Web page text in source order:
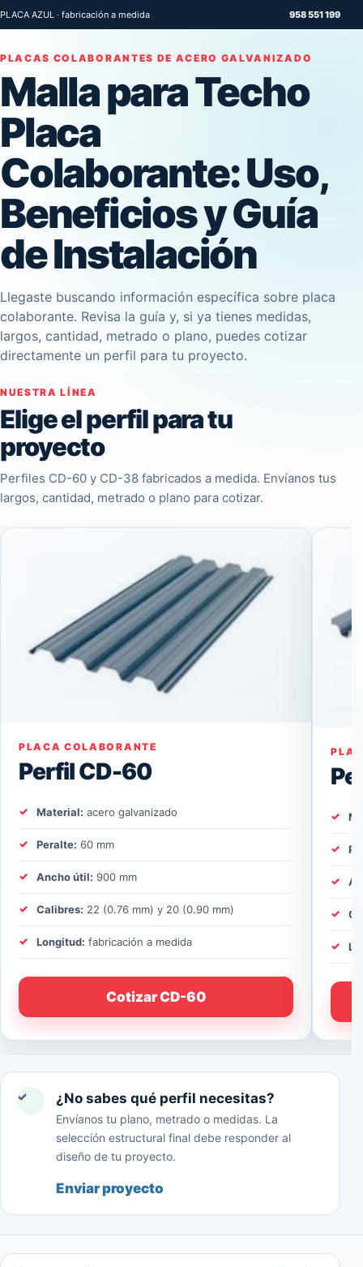
PLACA AZUL · fabricación a medida 958 551 199
PLACAS COLABORANTES DE ACERO GALVANIZADO
Malla para Techo
Placa
Colaborante: Uso,
Beneficios y Guía
de Instalación
Llegaste buscando información específica sobre placa
colaborante. Revisa la guía y, si ya tienes medidas,
largos, cantidad, metrado o plano, puedes cotizar
directamente un perfil para tu proyecto.
NUESTRA LÍNEA
Elige el perfil para tu
proyecto
Perfiles CD-60 y CD-38 fabricados a medida. Envíanos tus
largos, cantidad, metrado o plano para cotizar.
PLACA COLABORANTE
Perfil CD-60
Material: acero galvanizado
Peralte: 60 mm
Ancho útil: 900 mm
Calibres: 22 (0.76 mm) y 20 (0.90 mm)
Longitud: fabricación a medida
Cotizar CD-60
✓ ¿No sabes qué perfil necesitas?
Envíanos tu plano, metrado o medidas. La
selección estructural final debe responder al
diseño de tu proyecto.
Enviar proyecto